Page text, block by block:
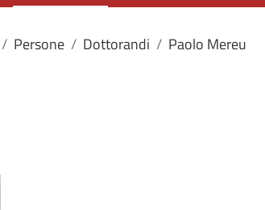
Persone Dottorandi Paolo Mereu